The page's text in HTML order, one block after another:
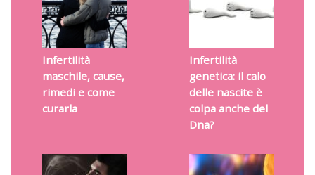
Infertilità
maschile, cause,
rimedi e come
curarla
Infertilità
genetica: il calo
delle nascite è
colpa anche del
Dna?